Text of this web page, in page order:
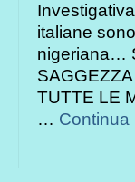
italiane
nigeriana…
TUTTE LE
… Continua